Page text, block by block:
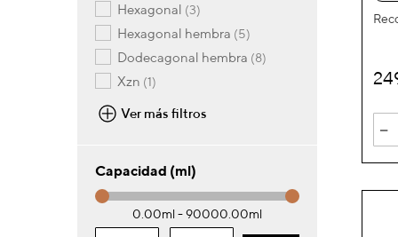
-
hexagonal 3artículos
hexagonal hembra 5artículos
dodecagonal hembra 8artículos
xzn 1artículo
Ver más filtros
Capacidad (ml)
0.00ml - 90000.00ml